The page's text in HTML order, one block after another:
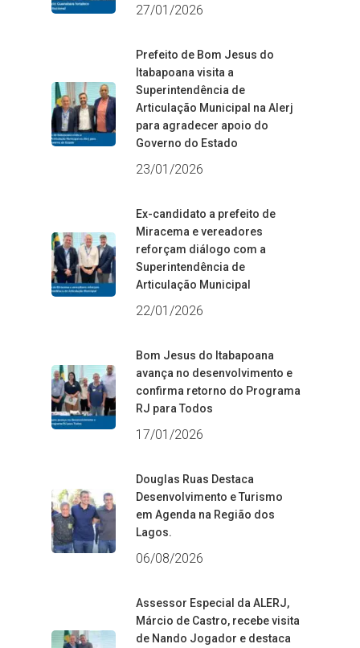
27/01/2026
Prefeito de Bom Jesus do
Itabapoana visita a
Superintendência de
Articulação Municipal na Alerj
para agradecer apoio do
Governo do Estado
23/01/2026
Ex-candidato a prefeito de
Miracema e vereadores
reforçam diálogo com a
Superintendência de
Articulação Municipal
22/01/2026
Bom Jesus do Itabapoana
avança no desenvolvimento e
confirma retorno do Programa
RJ para Todos
17/01/2026
Douglas Ruas Destaca
Desenvolvimento e Turismo
em Agenda na Região dos
Lagos.
06/08/2026
Assessor Especial da ALERJ,
Márcio de Castro, recebe visita
de Nando Jogador e destaca